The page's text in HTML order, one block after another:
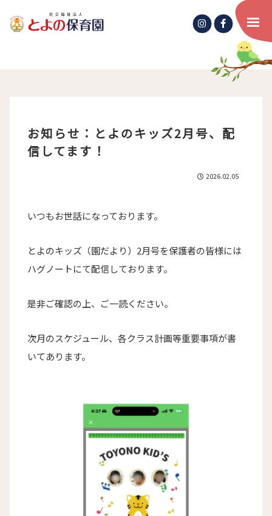
お知らせ：とよのキッズ2月号、配
信してます！
2026.02.05
いつもお世話になっております。
とよのキッズ（園だより）2月号を保護者の皆様には
ハグノートにて配信しております。
是非ご確認の上、ご一読ください。
次月のスケジュール、各クラス計画等重要事項が書
いてあります。